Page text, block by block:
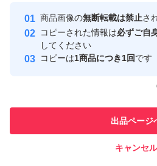
安心取引出品者
心・
取引実績
引
での
商品画像の無断転載は禁止さ
コピーされた情報は必ずご自
してください
コピーは1商品につき1回です
出品ページ
キャンセル